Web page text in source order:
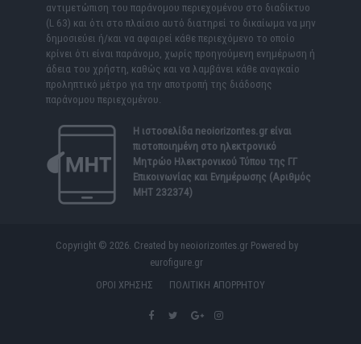
αντιμετώπιση του παράνομου περιεχομένου στο διαδίκτυο
(L 63) και ότι στο πλαίσιο αυτό διατηρεί το δικαίωμα να μην
δημοσιεύει ή/και να αφαιρεί κάθε περιεχόμενο το οποίο
κρίνει ότι είναι παράνομο, χωρίς προηγούμενη ενημέρωση ή
άδεια του χρήστη, καθώς και να λαμβάνει κάθε αναγκαίο
προληπτικό μέτρο για την αποτροπή της διάδοσης
παράνομου περιεχομένου.
Η ιστοσελίδα neoiorizontes.grείναι
πιστοποιημένη στο ηλεκτρονικό
Μητρώο Ηλεκτρονικού Τύπου της ΓΓ
Επικοινωνίας και Ενημέρωσης (Αριθμός
ΜΗΤ 232374)
Copyright © 2026. Created by neoiorizontes.gr Powered by
eurofigure.gr
ΟΡΟΙ ΧΡΗΣΗΣ
ΠΟΛΙΤΙΚΗ ΑΠΟΡΡΗΤΟΥ